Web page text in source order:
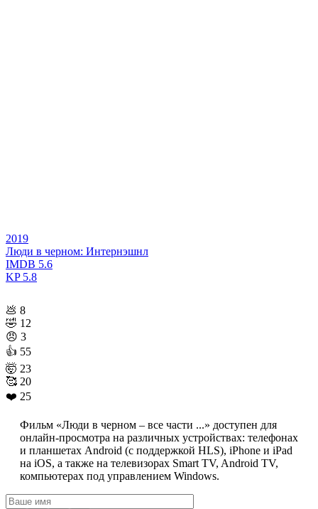
2019
Люди в черном: Интернэшнл
IMDB 5.6
KP5.8
💩 8
🤣 12
😠 3
👍 55
🤯 23
🥰 20
❤️ 25
Фильм «Люди в черном – все части ...» доступен для
онлайн-просмотра на различных устройствах: телефонах
и планшетах Android (с поддержкой HLS), iPhone и iPad
на iOS, а также на телевизорах Smart TV, Android TV,
компьютерах под управлением Windows.